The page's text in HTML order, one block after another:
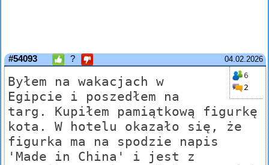
04.02.2026
#54093 ?
6
2
Byłem na wakacjach w
Egipcie i poszedłem na
targ. Kupiłem pamiątkową figurkę
kota. W hotelu okazało się, że
figurka ma na spodzie napis
'Made in China' i jest z